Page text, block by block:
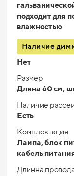
подходит для
влажностью
Наличие
Нет
Размер
Длина 60 см,
Наличие
Есть
Комплектация
Лампа, блок
кабель
Длинна провода